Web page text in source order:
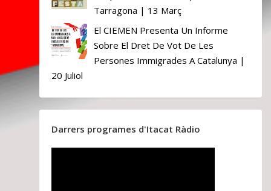
Tarragona | 13 Març
El CIEMEN Presenta Un Informe
Sobre El Dret De Vot De Les
Persones Immigrades A Catalunya |
20 Juliol
Darrers programes d'Itacat Ràdio